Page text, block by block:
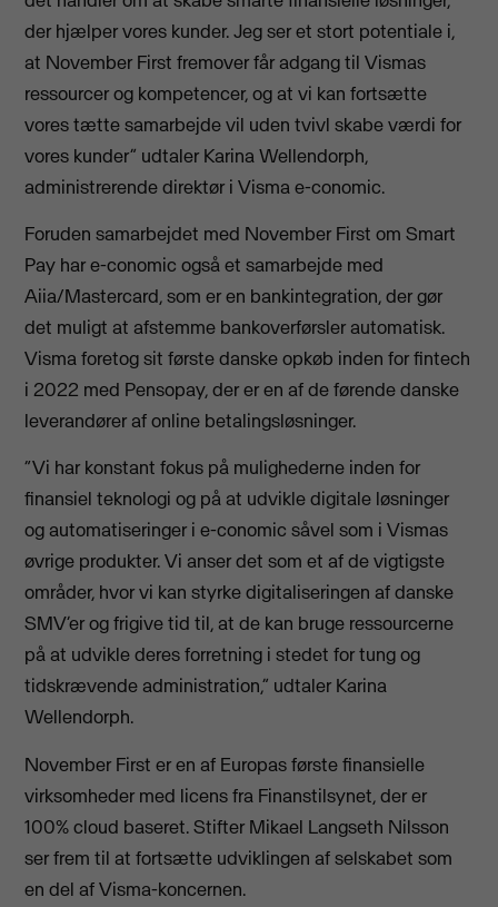
der hjælper vores kunder. Jeg ser et stort potentiale i,
at November First fremover får adgang til Vismas
ressourcer og kompetencer, og at vi kan fortsætte
vores tætte samarbejde vil uden tvivl skabe værdi for
vores kunder” udtaler Karina Wellendorph,
administrerende direktør i Visma e-conomic.
Foruden samarbejdet med November First om Smart
Pay har e-conomic også et samarbejde med
Aiia/Mastercard, som er en bankintegration, der gør
det muligt at afstemme bankoverførsler automatisk.
Visma foretog sit første danske opkøb inden for fintech
i 2022 med Pensopay, der er en af de førende danske
leverandører af online betalingsløsninger.
“Vi har konstant fokus på mulighederne inden for
finansiel teknologi og på at udvikle digitale løsninger
og automatiseringer i e-conomic såvel som i Vismas
øvrige produkter. Vi anser det som et af de vigtigste
områder, hvor vi kan styrke digitaliseringen af danske
SMV’er og frigive tid til, at de kan bruge ressourcerne
på at udvikle deres forretning i stedet for tung og
tidskrævende administration,” udtaler Karina
Wellendorph.
November First er en af Europas første finansielle
virksomheder med licens fra Finanstilsynet, der er
100% cloud baseret. Stifter Mikael Langseth Nilsson
ser frem til at fortsætte udviklingen af selskabet som
en del af Visma-koncernen.